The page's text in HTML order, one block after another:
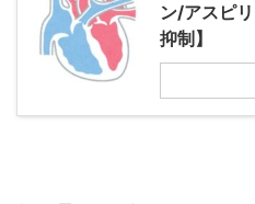
ン/アスピ
抑制】